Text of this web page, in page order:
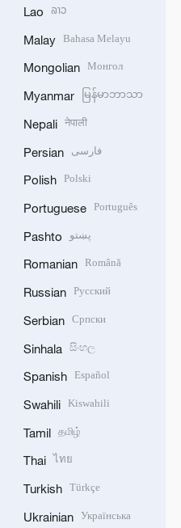
Lao ລາວ
Malay Bahasa Melayu
Mongolian Монгол
Myanmar မြန်မာဘာသာ
Nepali नेपाली
Persian فارسی
Polish Polski
Portuguese Português
Pashto پښتو
Romanian Română
Russian Русский
Serbian Српски
Sinhala සිංහල
Spanish Español
Swahili Kiswahili
Tamil தமிழ்
Thai ไทย
Turkish Türkçe
Ukrainian Українська